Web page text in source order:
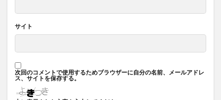
サイト
次回のコメントで使用するためブラウザーに自分の名前、メールアドレ
ス、サイトを保存する。